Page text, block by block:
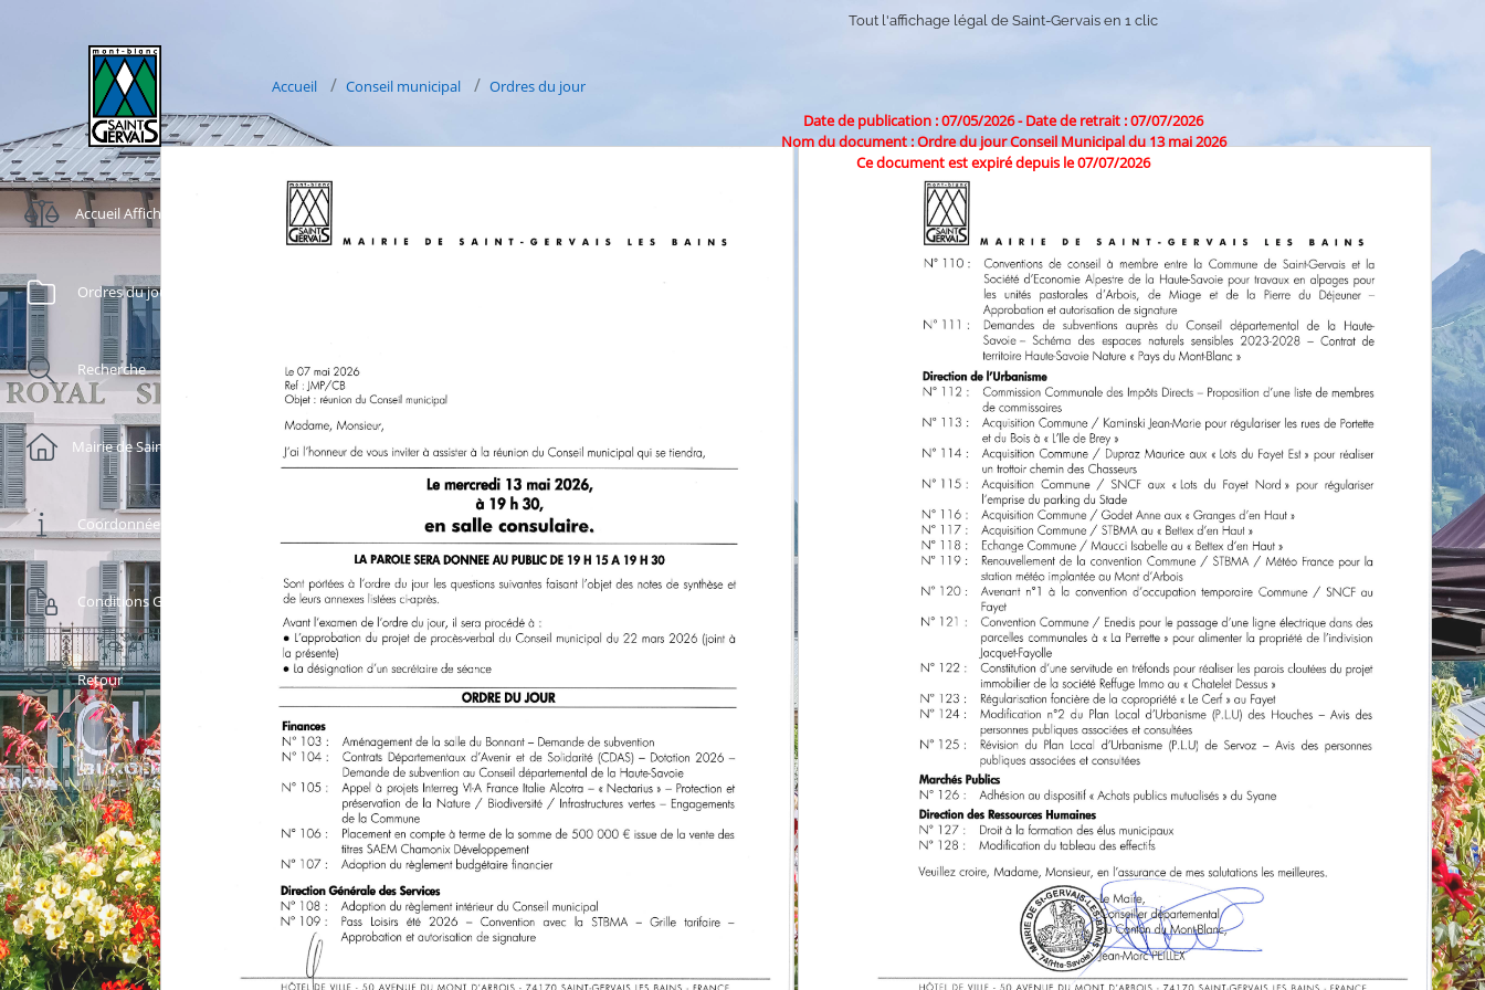
Accueil Affichage Légal
Ordres du jour
Recherche
Mairie de Saint-Gervais
Coordonnées
Conditions Générales
Retour
Tout l'affichage légal de Saint-Gervais en 1 clic
Accueil Conseil municipal
Ordres du jour
Date de publication : 07/05/2026-Date de retrait : 07/07/2026
Nom du document : Ordre du jour Conseil Municipal du 13 mai 2026
Ce document est expiré depuis le 07/07/2026